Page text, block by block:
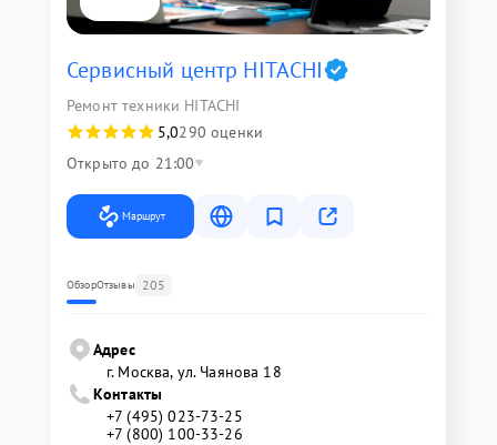
Сервисный центр HITACHI
Ремонт техники HITACHI
5,0290 оценки
Открыто до 21:00
Маршрут
ОбзорОтзывы 205
Адрес
г. Москва, ул. Чаянова 18
Контакты
+7 (495) 023-73-25
+7 (800) 100-33-26